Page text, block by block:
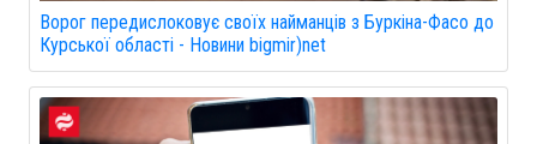
Ворог передислоковує своїх найманців з Буркіна-Фасо до
Курської області - Новини bigmir)net